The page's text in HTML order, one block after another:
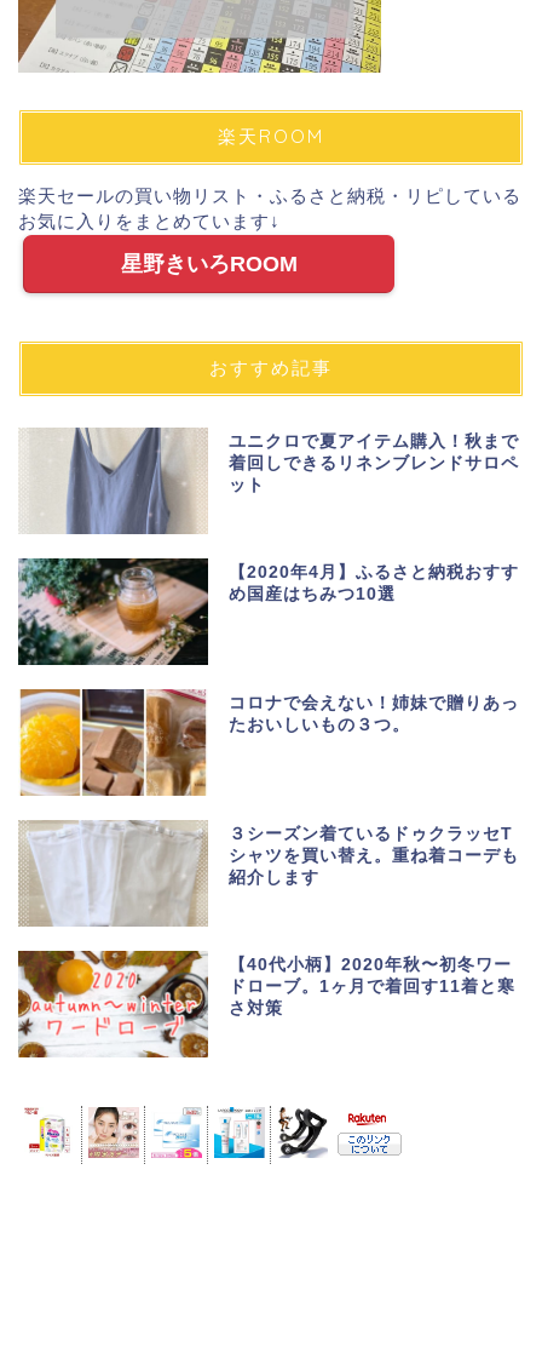
楽天ROOM
楽天セールの買い物リスト・ふるさと納税・リピしている
お気に入りをまとめています↓
星野きいろROOM
おすすめ記事
ユニクロで夏アイテム購入！秋まで
着回しできるリネンブレンドサロペ
ット
【2020年4月】ふるさと納税おすす
め国産はちみつ10選
コロナで会えない！姉妹で贈りあっ
たおいしいもの３つ。
３シーズン着ているドゥクラッセT
シャツを買い替え。重ね着コーデも
紹介します
【40代小柄】2020年秋〜初冬ワー
ドローブ。1ヶ月で着回す11着と寒
さ対策